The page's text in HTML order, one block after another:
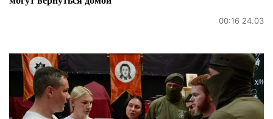
00:16 24.03